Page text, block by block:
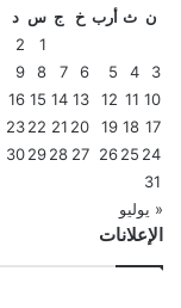
ن ث أرب خ ج س د
1
2
3
4
5
6
7
8
9
10
11
12
13
14
15
16
17
18
19
20
21
22
23
24
25
26
27
28
29
30
31
« يوليو
الإعلانات